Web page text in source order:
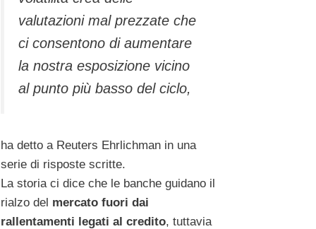
valutazioni mal prezzate che
ci consentono di aumentare
la nostra esposizione vicino
al punto più basso del ciclo,
ha detto a Reuters Ehrlichman in una
serie di risposte scritte.
La storia ci dice che le banche guidano il
rialzo del mercato fuori dai
rallentamenti legati al credito, tuttavia